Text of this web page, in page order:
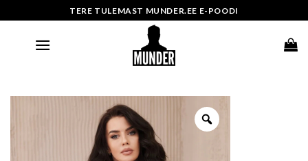
to
TERE TULEMAST MUNDER.EE E-POODI